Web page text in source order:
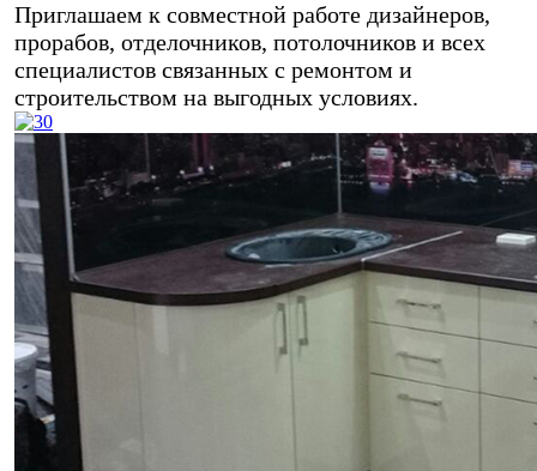
Приглашаем к совместной работе дизайнеров,
прорабов, отделочников, потолочников и всех
специалистов связанных с ремонтом и
строительством на выгодных условиях.